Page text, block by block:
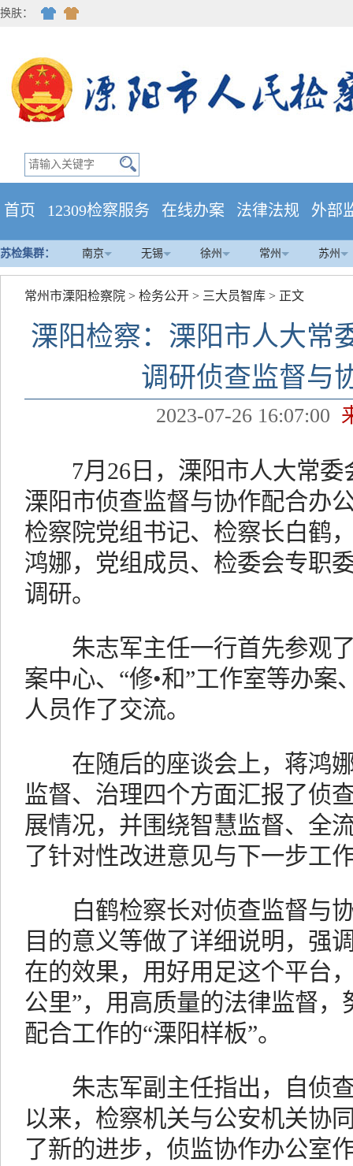
换肤：
首页 12309检察服务 在线办案 法律法规 外部
苏检集群： 南京 无锡 徐州 常州 苏州
常州市溧阳检察院 > 检务公开 > 三大员智库 > 正文
溧阳检察：溧阳市人大常
调研侦查监督与
2023-07-26 16:07:00
7月26日，溧阳市人大常委
溧阳市侦查监督与协作配合办
检察院党组书记、检察长白鹤
鸿娜，党组成员、检委会专职
调研。
朱志军主任一行首先参观了
案中心、“修•和”工作室等办
人员作了交流。
在随后的座谈会上，蒋鸿娜
监督、治理四个方面汇报了侦
展情况，并围绕智慧监督、全
了针对性改进意见与下一步工
白鹤检察长对侦查监督与协
目的意义等做了详细说明，强
在的效果，用好用足这个平台
公里”，用高质量的法律监督
配合工作的“溧阳样板”。
朱志军副主任指出，自侦查
以来，检察机关与公安机关协
了新的进步，侦监协作办公室